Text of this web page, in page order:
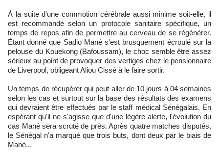
À la suite d'une commotion cérébrale aussi minime soit-elle, il
est recommandé selon un protocole sanitaire spécifique, un
temps de repos afin de permettre au cerveau de se régénérer.
Étant donné que Sadio Mané s'est brusquement écroulé sur la
pelouse du Kouekong (Bafoussam), le choc semble être assez
sérieux au point de provoquer des vertiges chez le pensionnaire
de Liverpool, obligeant Aliou Cissé à le faire sortir.
Un temps de récupérer qui peut aller de 10 jours à 04 semaines
selon les cas et surtout sur la base des résultats des examens
qui devraient être effectués par le staff médical Sénégalais. En
espérant qu'il ne s'agisse que d'une légère alerte, l'évolution du
cas Mané sera scruté de près. Après quatre matches disputés,
le Sénégal n'a marqué que trois buts, dont deux par le biais de
Mané...